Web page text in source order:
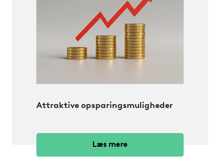
Attraktive opsparingsmuligheder
Læs mere